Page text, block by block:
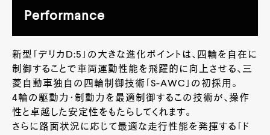
Performance
新型「デリカD:5」の大きな進化ポイントは、四輪を自在に
制御することで車両運動性能を飛躍的に向上させる、三
菱自動車独自の四輪制御技術「S-AWC」の初採用。
4輪の駆動力・制動力を最適制御するこの技術が、操作
性と卓越した安定性をもたらしてくれます。
さらに路面状況に応じて最適な走行性能を発揮する「ド